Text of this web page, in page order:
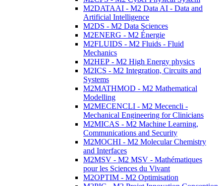
M2DATAAI - M2 Data AI - Data and
Artificial Intelligence
M2DS - M2 Data Sciences
M2ENERG - M2 Énergie
M2FLUIDS - M2 Fluids - Fluid
Mechanics
M2HEP - M2 High Energy physics
M2ICS - M2 Integration, Circuits and
Systems
M2MATHMOD - M2 Mathematical
Modelling
M2MECENCLI - M2 Mecencli -
Mechanical Engineering for Clinicians
M2MICAS - M2 Machine Learning,
Communications and Security
M2MOCHI - M2 Molecular Chemistry
and Interfaces
M2MSV - M2 MSV - Mathématiques
pour les Sciences du Vivant
M2OPTIM - M2 Optimisation